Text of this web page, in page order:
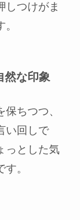
しつけがま
然な印象
ちつつ、
い回しで
っとした気
。